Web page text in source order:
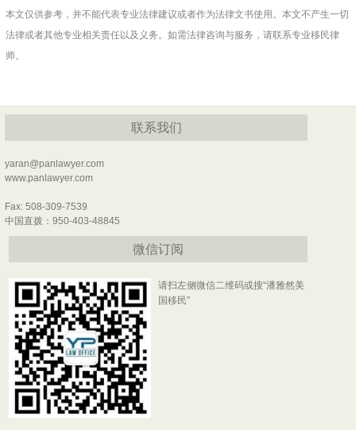
本文仅供参考，并不能代表专业法律建议或者作为法律文书使用。本文不产生一切
法律或者其他专业相关责任以及义务。如需法律咨询与服务，请联系专业移民律
师。
联系我们
yaran@panlawyer.com
www.panlawyer.com
Fax: 508-309-7539
中国直拨：950-403-48845
微信订阅
请扫左侧微信二维码或搜“潘雅然美
国移民”